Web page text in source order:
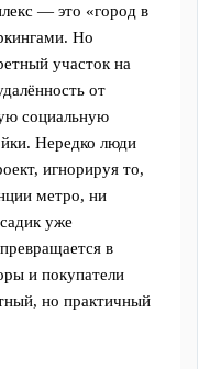
— это «город в
Но
участок на
от
социальную
Нередко люди
игнорируя то,
метро, ни
уже
в
и покупатели
но практичный